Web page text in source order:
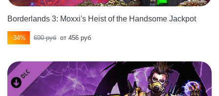
Borderlands 3: Moxxi's Heist of the Handsome Jackpot
-34% 690 руб от 456 руб